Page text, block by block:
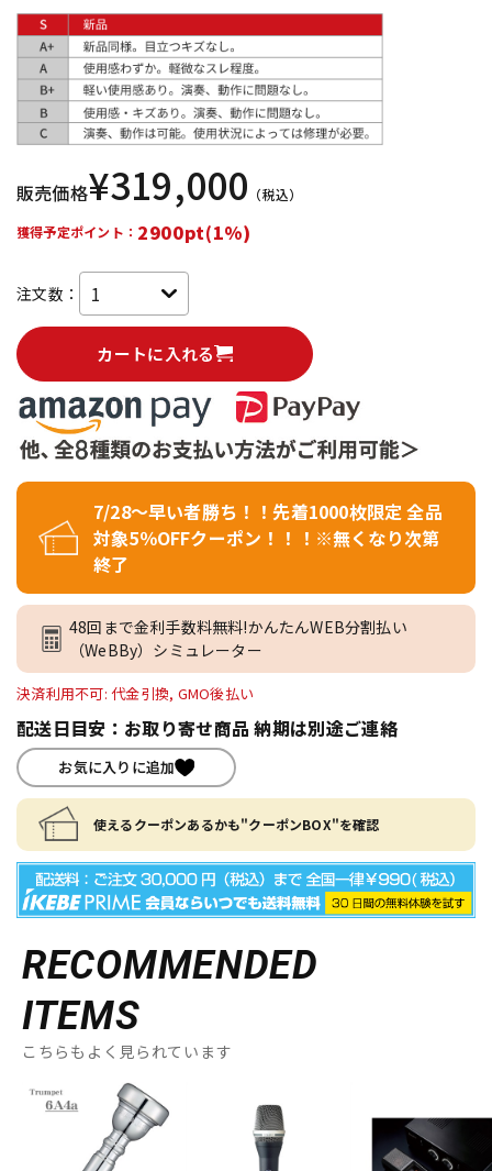
販売価格¥319,000 （税込）
獲得予定ポイント： 2900pt(1%)
注文数：
カートに入れる
7/28～早い者勝ち！！先着1000枚限定 全品
対象5％OFFクーポン！！！※無くなり次第
終了
48回まで金利手数料無料!かんたんWEB分割払い
（WeBBy）シミュレーター
決済利用不可: 代金引換, GMO後払い
配送日目安：お取り寄せ商品 納期は別途ご連絡
お気に入りに追加
使えるクーポンあるかも"クーポンBOX"を確認
RECOMMENDED
ITEMS
こちらもよく見られています